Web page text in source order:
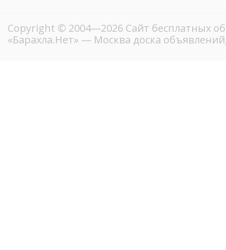
Copyright © 2004—2026 Сайт бесплатных
«Барахла.Нет» — Москва доска